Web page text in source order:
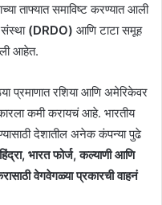
ताफ्यात समाविष्ट करण्यात आली
(DRDO) आणि टाटा समूह
आहेत.
प्रमाणात रशिया आणि अमेरिकेवर
कमी करायचं आहे. भारतीय
देशातील अनेक कंपन्या पुढे
भारत फोर्ज, कल्याणी आणि
वेगवेगळ्या प्रकारची वाहनं